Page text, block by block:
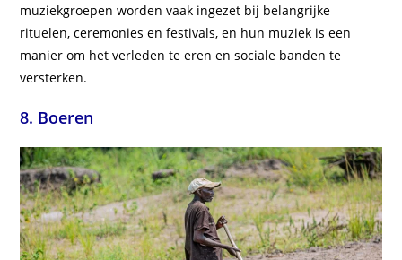
muziekgroepen worden vaak ingezet bij belangrijke
rituelen, ceremonies en festivals, en hun muziek is een
manier om het verleden te eren en sociale banden te
versterken.
8. Boeren